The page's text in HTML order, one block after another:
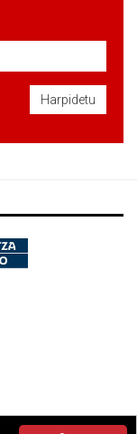
Harpidetu